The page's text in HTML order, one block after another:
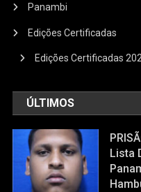
Panambi
Edições Certificadas
Edições Certificadas
ÚLTIMOS
Lista